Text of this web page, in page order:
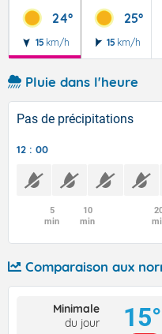
24°
15 km/h
25°
15 km/h
Pluie dans l'heure
Pas de précipitations
12 : 00
5
min
10
min
Comparaison aux
Minimale
du jour
15°